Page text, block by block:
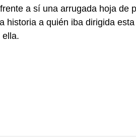
a sí una arrugada hoja de
historia a quién iba dirigida
ella.